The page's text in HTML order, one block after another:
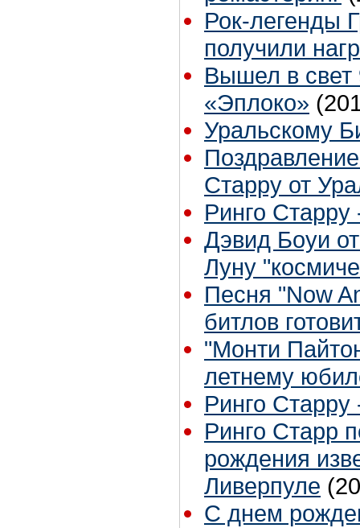
Рок-легенды
получили
Вышел в свет
«Эплоко»
Уральскому
Старру от
Ринго Старру
Дэвид Боуи
Луну
Песня "Now
битлов
"Монти
летнему
Ринго Старру
Ринго Старр
рождения
Ливерпуле
С днем